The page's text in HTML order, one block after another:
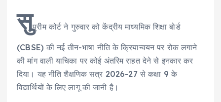
सुप्रीम कोर्ट ने गुरुवार को केंद्रीय माध्यमिक शिक्षा बोर्ड
(CBSE) की नई तीन-भाषा नीति के क्रियान्वयन पर रोक लगाने
की मांग वाली याचिका पर कोई अंतरिम राहत देने से इनकार कर
दिया। यह नीति शैक्षणिक सत्र 2026-27 से कक्षा 9 के
विद्यार्थियों के लिए लागू की जानी है।